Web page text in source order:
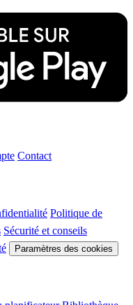
Contact
Politique de
Sécurité et conseils
Paramètres des cookies